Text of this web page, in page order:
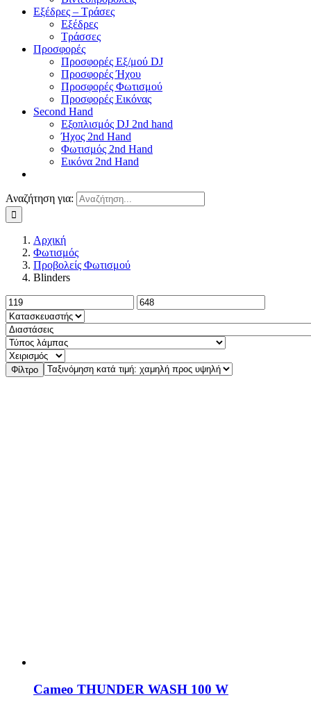
Εξέδρες – Τράσες
Εξέδρες
Τράσσες
Προσφορές
Προσφορές Εξ/μού DJ
Προσφορές Ήχου
Προσφορές Φωτισμού
Προσφορές Εικόνας
Second Hand
Εξοπλισμός DJ 2nd hand
Ήχος 2nd Hand
Φωτισμός 2nd Hand
Εικόνα 2nd Hand
Αναζήτηση για:
Αρχική
Φωτισμός
Προβολείς Φωτισμού
Blinders
Φίλτρο
Cameo THUNDER WASH 100 W